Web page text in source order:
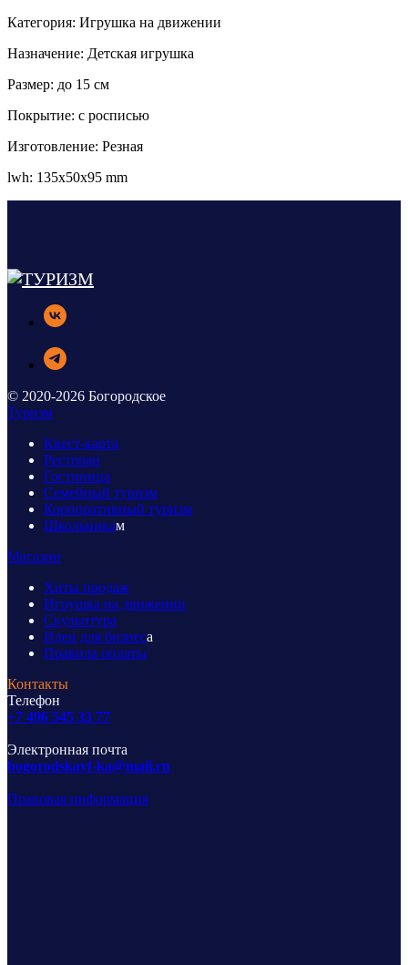
Категория: Игрушка на движении
Назначение: Детская игрушка
Размер: до 15 см
Покрытие: с росписью
Изготовление: Резная
lwh: 135x50x95 mm
© 2020-2026 Богородское
Туризм
Квест-карта
Ресторан
Гостиница
Семейный туризм
Корпоративный туризм
Школьникам
Магазин
Хиты продаж
Игрушка на движении
Скульптура
Идеи для бизнеса
Правила оплаты
Контакты
Телефон
+7 496 545 33 77
Электронная почта
bogorodskayf-ka@mail.ru
Правовая информация